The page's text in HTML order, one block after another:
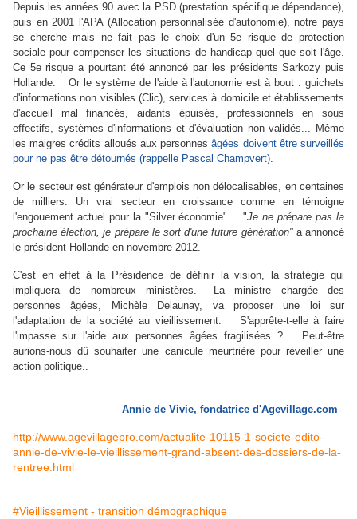
Depuis les années 90 avec la PSD (prestation spécifique dépendance),
puis en 2001 l'APA (Allocation personnalisée d'autonomie), notre pays
se cherche mais ne fait pas le choix d'un 5e risque de protection
sociale pour compenser les situations de handicap quel que soit l'âge.
Ce 5e risque a pourtant été annoncé par les présidents Sarkozy puis
Hollande. Or le système de l'aide à l'autonomie est à bout : guichets
d'informations non visibles (Clic), services à domicile et établissements
d'accueil mal financés, aidants épuisés, professionnels en sous
effectifs, systèmes d'informations et d'évaluation non validés... Même
les maigres crédits alloués aux personnes âgées doivent être surveillés
pour ne pas être détournés (rappelle Pascal Champvert).
Or le secteur est générateur d'emplois non délocalisables, en centaines
de milliers. Un vrai secteur en croissance comme en témoigne
l'engouement actuel pour la "Silver économie". "Je ne prépare pas la
prochaine élection, je prépare le sort d'une future génération"a annoncé
le président Hollande en novembre 2012.
C'est en effet à la Présidence de définir la vision, la stratégie qui
impliquera de nombreux ministères. La ministre chargée des
personnes âgées, Michèle Delaunay, va proposer une loi sur
l'adaptation de la société au vieillissement. S'apprête-t-elle à faire
l'impasse sur l'aide aux personnes âgées fragilisées ? Peut-être
aurions-nous dû souhaiter une canicule meurtrière pour réveiller une
action politique..
Annie de Vivie, fondatrice d'Agevillage.com
http://www.agevillagepro.com/actualite-10115-1-societe-edito-
annie-de-vivie-le-vieillissement-grand-absent-des-dossiers-de-la-
rentree.html
#Vieillissement - transition démographique